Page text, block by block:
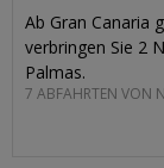
Ab Gran Canaria
verbringen Sie 2
Palmas.
7 ABFAHRTEN VON